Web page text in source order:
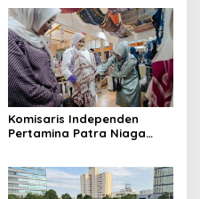
Komisaris Independen
Pertamina Patra Niaga
Sentuhan Kemanusiaan dan
Keberlanjutan